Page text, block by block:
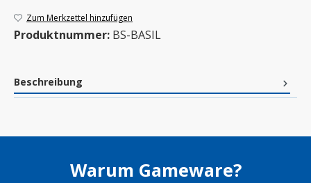
Zum Merkzettel hinzufügen
Produktnummer: BS-BASIL
Beschreibung
Warum Gameware?